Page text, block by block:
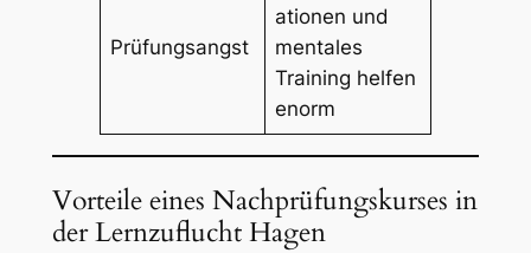
Prüfungsangst
ationen und
mentales
Training helfen
enorm
Vorteile eines Nachprüfungskurses in
der Lernzuflucht Hagen